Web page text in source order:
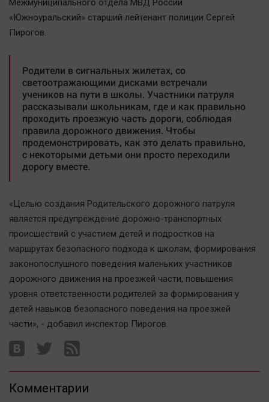
Мнения
Технологии
Отраслевые темы
Hедвижимость
Образование
Автомобили
XX век: криминальные уроки
Новости компаний
Прогулки по городу Ч
Спецпроект
Статистика
Челябинск космический
Bookworms
English version
Online-консультация
Межмуниципального отдела МВД России
«Южноуральский» старший лейтенант полиции Сергей
Пирогов.
Родители в сигнальных жилетах, со
светоотражающими дисками встречали
учеников на пути в школы. Участники патруля
рассказывали школьникам, где и как правильно
проходить проезжую часть дороги, соблюдая
правила дорожного движения. Чтобы
продемонстрировать, как это делать правильно,
с некоторыми детьми они просто переходили
дорогу вместе.
«Целью создания Родительского дорожного патруля
является предупреждение дорожно-транспортных
происшествий с участием детей и подростков на
маршрутах безопасного подхода к школам, формирования
законопослушного поведения маленьких участников
дорожного движения на проезжей части, повышения
уровня ответственности родителей за формирования у
детей навыков безопасного поведения на проезжей
части», - добавил инспектор Пирогов.
Комментарии